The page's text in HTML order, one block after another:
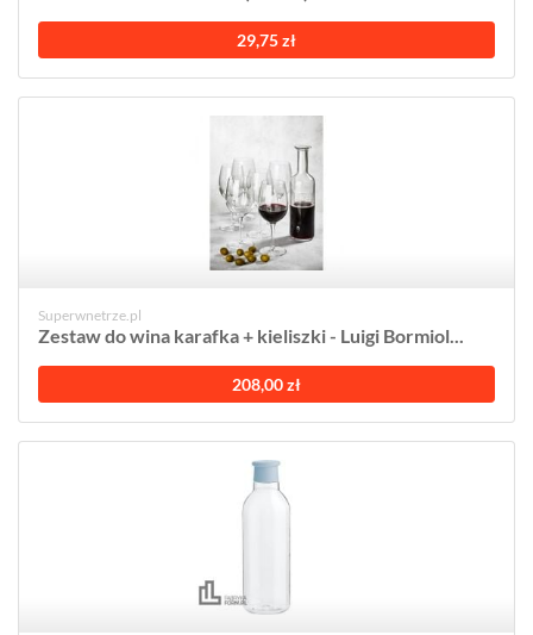
29,75 zł
Superwnetrze.pl
Zestaw do wina karafka + kieliszki - Luigi Bormiol...
208,00 zł